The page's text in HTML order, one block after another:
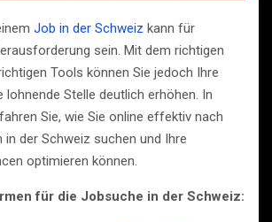
Job in der Schweiz kann für
sein. Mit dem richtigen
Tools können Sie jedoch Ihre
lohnende Stelle deutlich erhöhen. In
Sie, wie Sie online effektiv nach
in der Schweiz suchen und Ihre
optimieren können.
für die Jobsuche in der Schweiz: